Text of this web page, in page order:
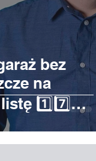
bez
na
1️⃣7️⃣